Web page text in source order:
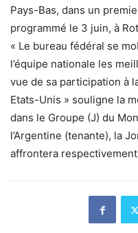
Pays-Bas, dans un
programmé le 3 juin, à
« Le bureau fédéral se
l’équipe nationale les
vue de sa participation à
Etats-Unis » souligne la
dans le Groupe (J) du
l’Argentine (tenante), la
affrontera